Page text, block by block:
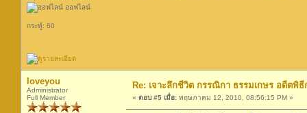
ออฟไลน์
กระทู้: 60
loveyou
Administrator
Full Member
Re: เจาะลึกชีวิต กรรณิกา ธรรมเกษร อดีตพิธี
« ตอบ #5 เมื่อ: พฤษภาคม 12, 2010, 08:56:15 PM »